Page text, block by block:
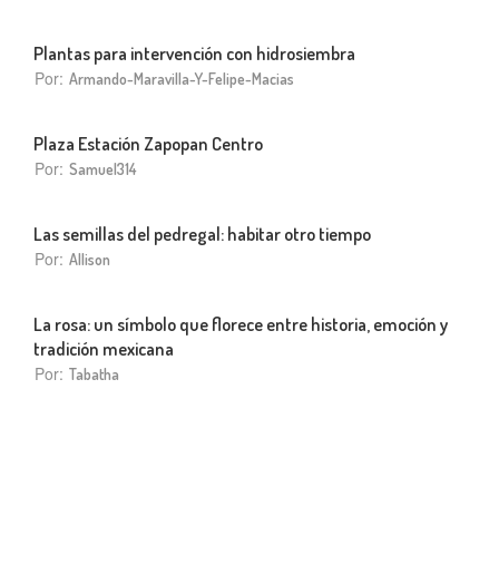
Plantas para intervención con hidrosiembra
Por: Armando-Maravilla-Y-Felipe-Macias
Plaza Estación Zapopan Centro
Por: Samuel314
Las semillas del pedregal: habitar otro tiempo
Por: Allison
La rosa: un símbolo que florece entre historia, emoción y
tradición mexicana
Por: Tabatha